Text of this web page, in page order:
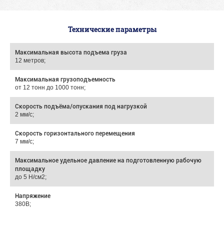
Технические параметры
Максимальная высота подъема груза
12 метров;
Максимальная грузоподъемность
от 12 тонн до 1000 тонн;
Скорость подъёма/опускания под нагрузкой
2 мм/с;
Скорость горизонтального перемещения
7 мм/с;
Максимальное удельное давление на подготовленную рабочую
площадку
до 5 Н/см2;
Напряжение
380В;